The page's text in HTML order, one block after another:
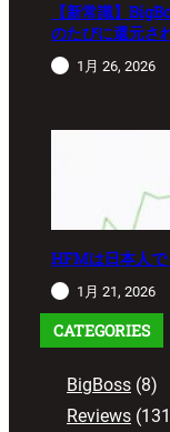
【新常識】
のたびに還元さ
1月 26, 2026
HFMは日本人で
1月 21, 2026
CATEGORIES
BigBoss (8)
Reviews